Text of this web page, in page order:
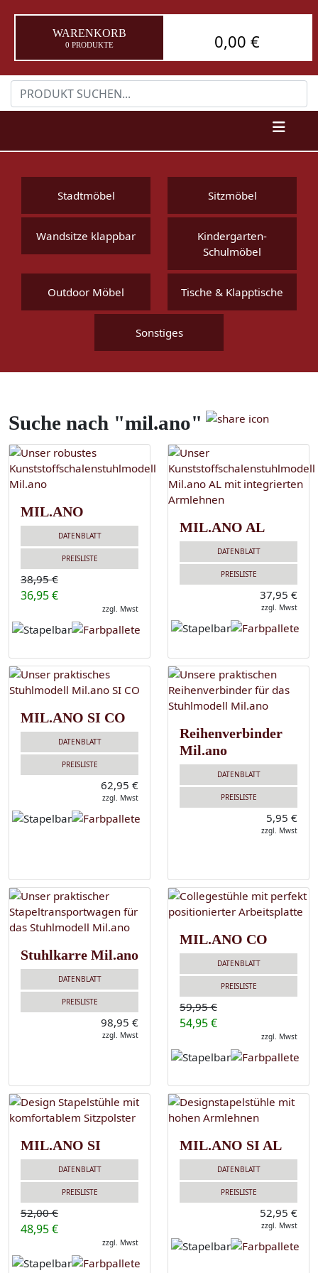
WARENKORB
0 PRODUKTE 0,00 €
Stadtmöbel Sitzmöbel
Wandsitze klappbar
Kindergarten-
Schulmöbel
Outdoor Möbel Tische & Klapptische
Sonstiges
Suche nach "mil.ano"
MIL.ANO
DATENBLATT
PREISLISTE
38,95 €
36,95 €
zzgl. Mwst
MIL.ANO AL
DATENBLATT
PREISLISTE
37,95 €
zzgl. Mwst
MIL.ANO SI CO
DATENBLATT
PREISLISTE
62,95 €
zzgl. Mwst
Reihenverbinder
Mil.ano
DATENBLATT
PREISLISTE
5,95 €
zzgl. Mwst
Stuhlkarre Mil.ano
DATENBLATT
PREISLISTE
98,95 €
zzgl. Mwst
MIL.ANO CO
DATENBLATT
PREISLISTE
59,95 €
54,95 €
zzgl. Mwst
MIL.ANO SI
DATENBLATT
PREISLISTE
52,00 €
48,95 €
zzgl. Mwst
MIL.ANO SI AL
DATENBLATT
PREISLISTE
52,95 €
zzgl. Mwst